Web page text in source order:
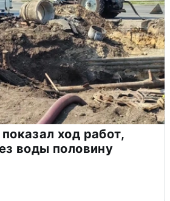
ход работ,
воды половину